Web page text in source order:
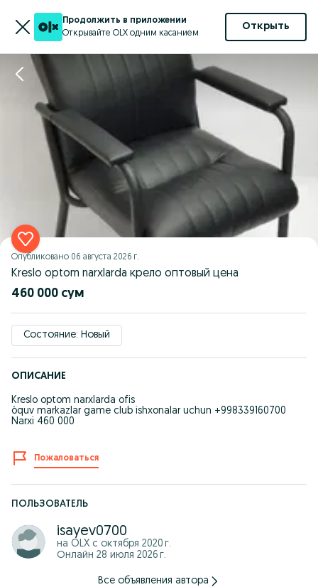
Продолжить в приложении
Открывайте OLX одним касанием
Открыть
Опубликовано 06 августа 2026 г.
Kreslo optom narxlarda крело оптовый цена
460 000 сум
Состояние: Новый
ОПИСАНИЕ
Kreslo optom narxlarda ofis
òquv markazlar game club ishxonalar uchun +998339160700
Narxi 460 000
Пожаловаться
ПОЛЬЗОВАТЕЛЬ
isayev0700
на OLX с октября 2020 г.
Онлайн 28 июля 2026 г.
Все объявления автора